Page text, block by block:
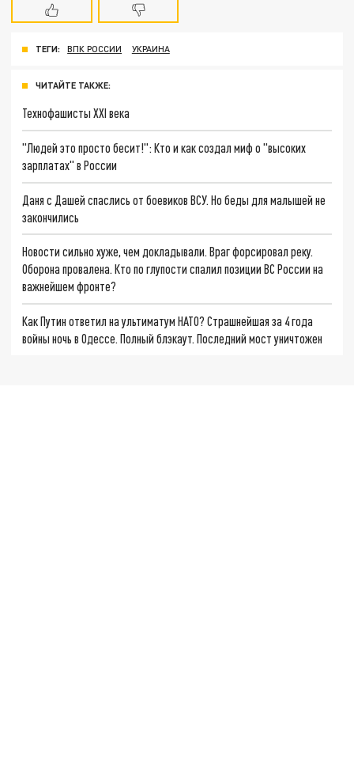
ТЕГИ: ВПК РОССИИ УКРАИНА
ЧИТАЙТЕ ТАКЖЕ:
Технофашисты XXI века
"Людей это просто бесит!": Кто и как создал миф о "высоких
зарплатах" в России
Даня с Дашей спаслись от боевиков ВСУ. Но беды для малышей не
закончились
Новости сильно хуже, чем докладывали. Враг форсировал реку.
Оборона провалена. Кто по глупости спалил позиции ВС России на
важнейшем фронте?
Как Путин ответил на ультиматум НАТО? Страшнейшая за 4 года
войны ночь в Одессе. Полный блэкаут. Последний мост уничтожен